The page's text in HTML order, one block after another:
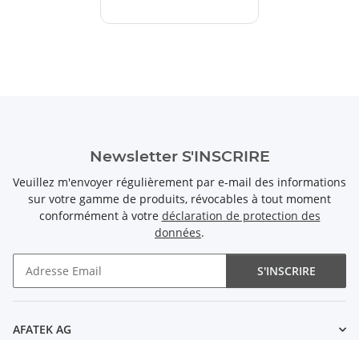
Newsletter S'INSCRIRE
Veuillez m'envoyer régulièrement par e-mail des informations
sur votre gamme de produits, révocables à tout moment
conformément à votre déclaration de protection des
données.
S'INSCRIRE
AFATEK AG